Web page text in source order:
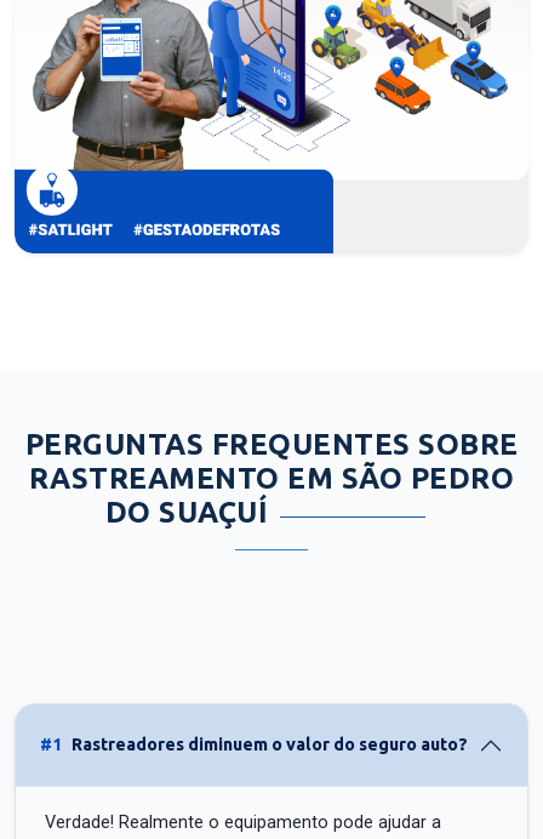
PERGUNTAS FREQUENTES SOBRE
RASTREAMENTO EM SÃO PEDRO
DO SUAÇUÍ
#1 Rastreadores diminuem o valor do seguro auto?
Verdade! Realmente o equipamento pode ajudar a